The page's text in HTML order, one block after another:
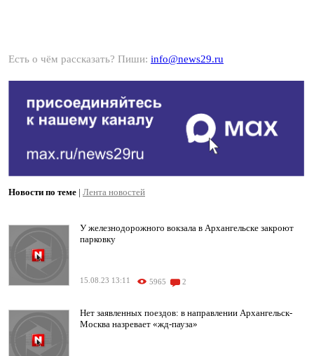
Есть о чём рассказать? Пиши: info@news29.ru
Новости по теме | Лента новостей
У железнодорожного вокзала в Архангельске закроют
парковку
15.08.23 13:11 5965 2
Нет заявленных поездов: в направлении Архангельск-
Москва назревает «жд-пауза»